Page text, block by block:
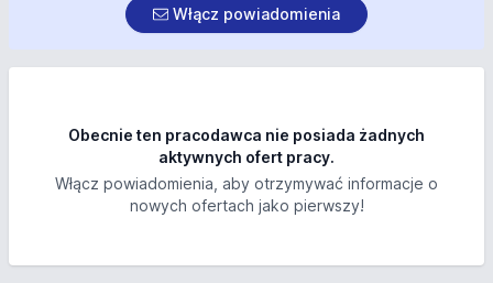
Włącz powiadomienia
Obecnie ten pracodawca nie posiada żadnych
aktywnych ofert pracy.
Włącz powiadomienia, aby otrzymywać informacje o
nowych ofertach jako pierwszy!